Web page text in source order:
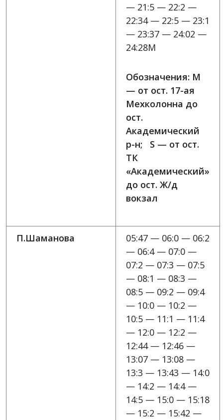
— 21:5 — 22:2 —
22:34 — 22:5 — 23:1
— 23:37 — 24:02 —
24:28M
Обозначения: M
— от ост. 17-ая
Мехколонна до
ост.
Академический
р-н; S — от ост.
ТК
«Академический»
до ост. Ж/д
вокзал
П.Шаманова
05:47 — 06:0 — 06:2
— 06:4 — 07:0 —
07:2 — 07:3 — 07:5
— 08:1 — 08:3 —
08:5 — 09:2 — 09:4
— 10:0 — 10:2 —
10:5 — 11:1 — 11:4
— 12:0 — 12:2 —
12:44 — 12:46 —
13:07 — 13:08 —
13:3 — 13:43 — 14:0
— 14:2 — 14:4 —
14:5 — 15:0 — 15:18
— 15:2 — 15:42 —